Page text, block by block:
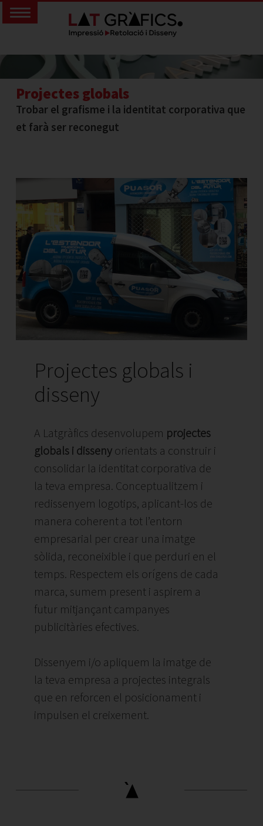
Projectes globals
Trobar el grafisme i la identitat corporativa que
et farà ser reconegut
Projectes globals i
disseny
A Latgràfics desenvolupem projectes
globals i disseny orientats a construir i
consolidar la identitat corporativa de
la teva empresa. Conceptualitzem i
redissenyem logotips, aplicant-los de
manera coherent a tot l’entorn
empresarial per crear una imatge
sòlida, reconeixible i que perduri en el
temps. Respectem els orígens de cada
marca, sumem present i aspirem a
futur mitjançant campanyes
publicitàries efectives.
Dissenyem i/o apliquem la imatge de
la teva empresa a projectes integrals
que en reforcen el posicionament i
impulsen el creixement.